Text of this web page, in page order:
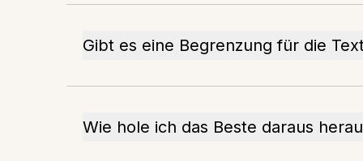
Gibt es eine Begrenzung für die
Wie hole ich das Beste daraus